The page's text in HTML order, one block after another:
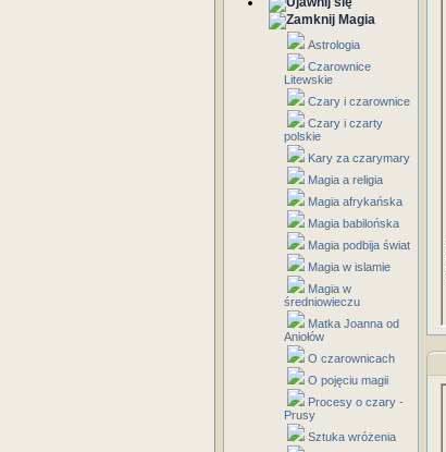
Magia
Astrologia
Czarownice
Litewskie
Czary i czarownice
Czary i czarty
polskie
Kary za czarymary
Magia a religia
Magia afrykańska
Magia babilońska
Magia podbija świat
Magia w islamie
Magia w
średniowieczu
Matka Joanna od
Aniołów
O czarownicach
O pojęciu magii
Procesy o czary -
Prusy
Sztuka wróżenia